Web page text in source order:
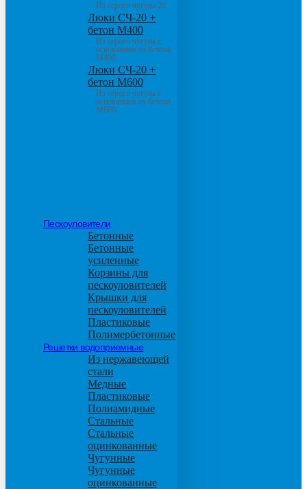
Из серого чугуна 20
Люки СЧ-20 +
бетон М400
Из серого чугуна с
основанием из бетона
М400
Люки СЧ-20 +
бетон М600
Из серого чугуна с
основанием из бетона
М600
Пескоуловители
Бетонные
Бетонные
усиленные
Корзины для
пескоуловителей
Крышки для
пескоуловителей
Пластиковые
Полимербетонные
Решетки водоприемные
Из нержавеющей
стали
Медные
Пластиковые
Полиамидные
Стальные
Стальные
оцинкованные
Чугунные
Чугунные
оцинкованные